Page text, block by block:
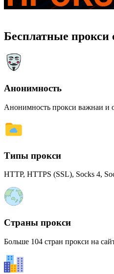
Бесплатные прокси
Анонимность
Анонимность прокси важнаи и
Типы прокси
HTTP, HTTPS (SSL), Socks 4,
Страны прокси
Больше 104 стран прокси на